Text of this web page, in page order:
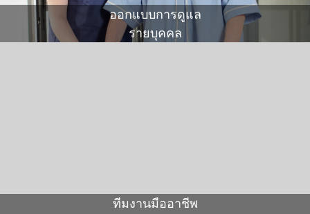
ออกแบบการดูแล
รายบุคคล
ทีมงานมืออาชีพ